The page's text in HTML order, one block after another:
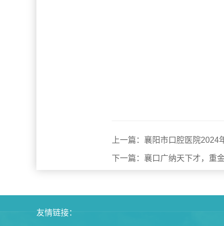
上一篇：襄阳市口腔医院
下一篇：襄口广纳天下才，重
友情链接：